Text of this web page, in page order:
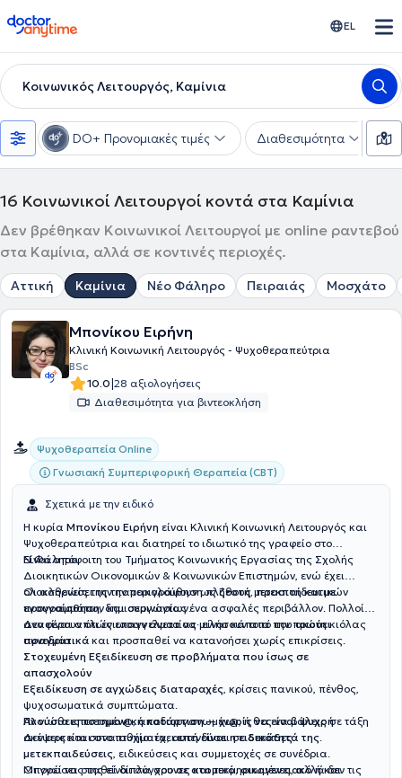
doctoranytime EL
Κοινωνικός Λειτουργός, Καμίνια
DO+ Προνομιακές τιμές Διαθεσιμότητα
16 Κοινωνικοί Λειτουργοί κοντά στα Καμίνια
Δεν βρέθηκαν Κοινωνικοί Λειτουργοί με online ραντεβού
στα Καμίνια, αλλά σε κοντινές περιοχές.
Αττική Καμίνια Νέο Φάληρο Πειραιάς Μοσχάτο
Μπονίκου Ειρήνη
Κλινική Κοινωνική Λειτουργός - Ψυχοθεραπεύτρια
BSc
10.0|28 αξιολογήσεις
Διαθεσιμότητα για βιντεοκλήση
Ψυχοθεραπεία Online
Γνωσιακή Συμπεριφορική Θεραπεία (CBT)
Σχετικά με την ειδικό
Η κυρία Μπονίκου Ειρήνη είναι Κλινική Κοινωνική Λειτουργός και
Ψυχοθεραπεύτρια και διατηρεί το ιδιωτικό της γραφείο στο
Ν.Φάληρο.
Είναι απόφοιτη του Τμήματος Κοινωνικής Εργασίας της Σχολής
Διοικητικών Οικονομικών & Κοινωνικών Επιστημών, ενώ έχει
ολοκληρώσει την παρακολούθηση πλήθους μετεκπαιδευτικών
προγραμμάτων και σεμιναρίων.
Οι ασθενείς της την περιγράφουν ωςζεστή, προσιτή και με
ενσυναίσθηση, δημιουργώντας ένα ασφαλές περιβάλλον. Πολλοί
αναφέρουν ότι ένιωσαν άνετα να μιλήσουν από την πρώτη κιόλας
συνεδρία.
Δεν είναι απλώς επαγγελματίας· είναι κάποια πουακούει
πραγματικά και προσπαθεί να κατανοήσει χωρίς επικρίσεις.
Στοχευμένη Εξειδίκευση σε προβλήματα που ίσως σε
απασχολούν
Εξειδίκευση σε αγχώδεις διαταραχές, κρίσεις πανικού, πένθος,
ψυχοσωματικά συμπτώματα.
Αν νιώθεις πιεσμέν@, αποδιοργανωμέν@, ή θες να βάλεις σε τάξη
σκέψεις και συναισθήματα,αυτή είναι η ειδικότητά της.
Πλούσια επιστημονική κατάρτιση — χωρίς να είναι ψυχρή
Δεν αρκείται στο πτυχίο: έχει επενδύσει σεδεκάδες
μετεκπαιδεύσεις, ειδικεύσεις και συμμετοχές σε συνέδρια.
Οι γνώσεις της είναι σύγχρονες και τεκμηριωμένες, αλλά δεν τις
Μπορεί να σταθεί δίπλα σουσε ατομικό, οικογενειακό ή και